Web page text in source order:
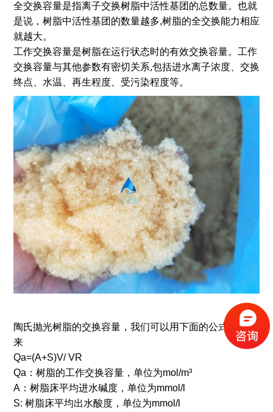
全交换容量是指离子交换树脂中活性基团的总数量。也就
是说，树脂中活性基团的数量越多,树脂的全交换能力相应
就越大。
工作交换容量是树脂在运行状态时的有效交换容量。工作
交换容量与其他参数有密切关系,包括进水离子浓度、交换
终点、水温、再生程度、受污染程度等。
陶氏抛光树脂的交换容量，我们可以用下面的公式计算出
来
Qa=(A+S)V/ VR
Qa：树脂的工作交换容量，单位为mol/m³
A：树脂床平均进水碱度，单位为mmol/l
S: 树脂床平均出水酸度，单位为mmol/l